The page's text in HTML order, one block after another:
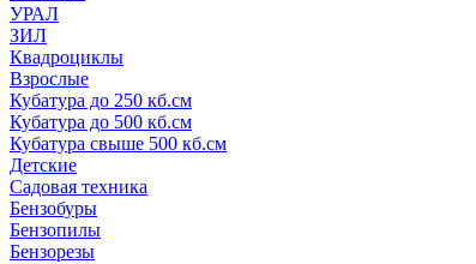
УРАЛ
ЗИЛ
Квадроциклы
Взрослые
Кубатура до 250 кб.см
Кубатура до 500 кб.см
Кубатура свыше 500 кб.см
Детские
Садовая техника
Бензобуры
Бензопилы
Бензорезы